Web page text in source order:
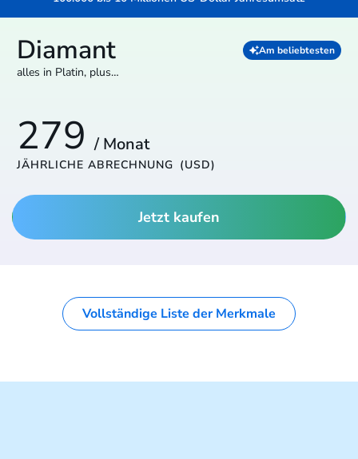
Diamant Am beliebtesten
alles in Platin, plus…
279 / Monat
JÄHRLICHE ABRECHNUNG (USD)
Jetzt kaufen
Vollständige Liste der Merkmale